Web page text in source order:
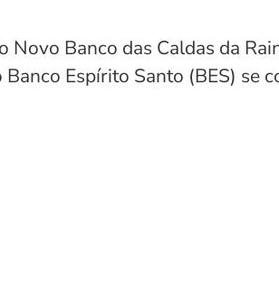
Banco das Caldas da
Espírito Santo (BES) se